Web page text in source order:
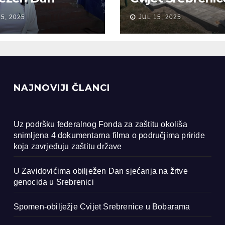
na žrtve
u
2025
Bobarama
JUL 15, 2025
NAJNOVIJI ČLANCI
Uz podršku federalnog Fonda za zaštitu okoliša
snimljena 4 dokumentarna filma o područjima priride
koja zavrjeđuju zaštitu države
U Zavidovićima obilježen Dan sjećanja na žrtve
genocida u Srebrenici
Spomen-obilježje Cvijet Srebrenice u Bobarama